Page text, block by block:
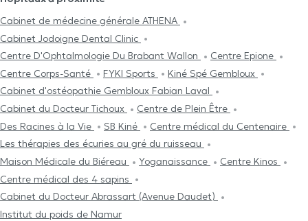
Cabinet de médecine générale ATHENA
Cabinet Jodoigne Dental Clinic
Centre D'Ophtalmologie Du Brabant Wallon
Centre Epione
Centre Corps-Santé
FYKI Sports
Kiné Spé Gembloux
Cabinet d'ostéopathie Gembloux Fabian Laval
Cabinet du Docteur Tichoux
Centre de Plein Être
Des Racines à la Vie
SB Kiné
Centre médical du Centenaire
Les thérapies des écuries au gré du ruisseau
Maison Médicale du Biéreau
Yoganaissance
Centre Kinos
Centre médical des 4 sapins
Cabinet du Docteur Abrassart (Avenue Daudet)
Institut du poids de Namur